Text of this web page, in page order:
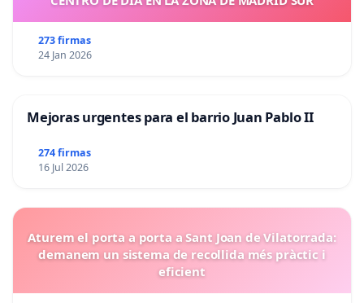
273 firmas
24 Jan 2026
Mejoras urgentes para el barrio Juan Pablo II
274 firmas
16 Jul 2026
Aturem el porta a porta a Sant Joan de Vilatorrada:
demanem un sistema de recollida més pràctic i
eficient